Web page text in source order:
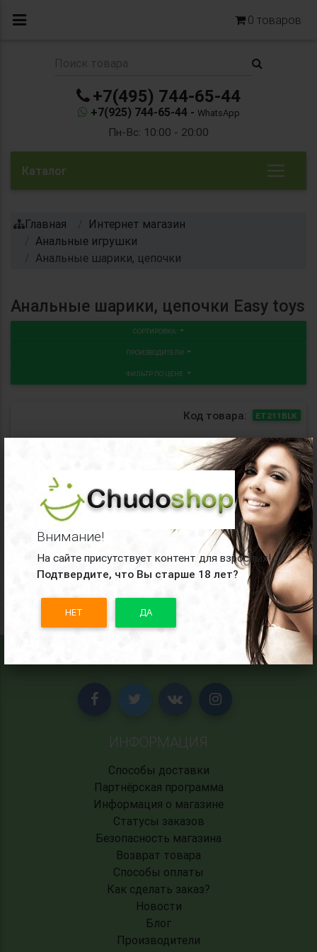
Внимание!
На сайте присутствует контент для взрослых!
Подтвердите, что Вы старше 18 лет?
НЕТ ДА
×
0 товаров
+7(495) 744-65-44
+7(925) 744-65-44 - WhatsApp
Пн-Вс: 10:00 - 20:00
Каталог
Главная
Интернет магазин
Анальные игрушки
Анальные шарики, цепочки
Анальные шарики, цепочки Easy toys
СОРТИРОВКА:
ПРОИЗВОДИТЕЛИ
ФИЛЬТР ПО ЦЕНЕ
Код товара: ET211BLK
Черные анальные бусы Heart Lover - 18,5 см.
Доступные варианты:
черный
2720 руб. нет в наличии
ИНФОРМАЦИЯ
Способы доставки
Партнёрская программа
Информация о магазине
Статусы заказов
Безопасность магазина
Возврат товара
Способы оплаты
Как сделать заказ?
Новости
Блог
Производители